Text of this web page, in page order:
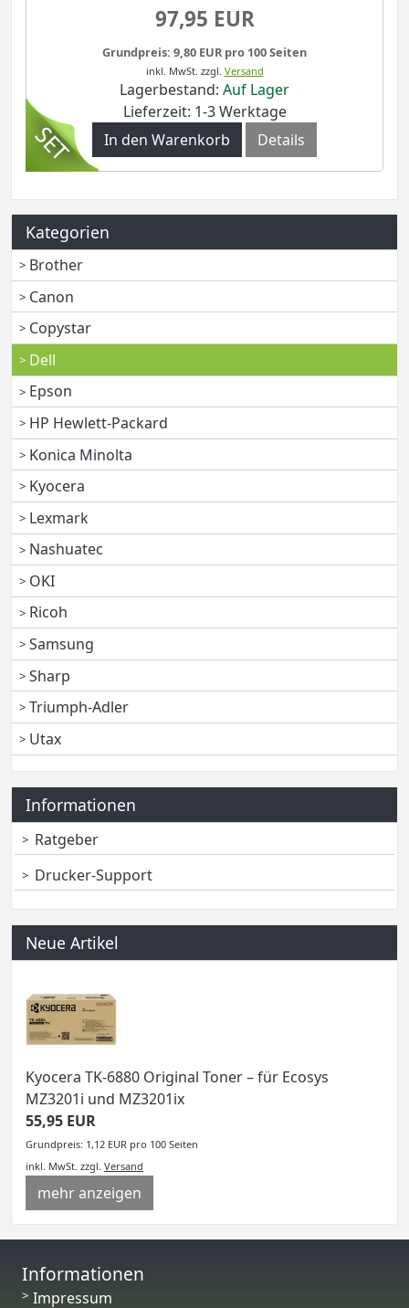
97,95 EUR
Grundpreis: 9,80 EUR pro 100 Seiten
inkl. MwSt. zzgl. Versand
Lagerbestand: Auf Lager
Lieferzeit: 1-3 Werktage
In den Warenkorb
Details
Kategorien
Brother
Canon
Copystar
Dell
Epson
HP Hewlett-Packard
Konica Minolta
Kyocera
Lexmark
Nashuatec
OKI
Ricoh
Samsung
Sharp
Triumph-Adler
Utax
Informationen
Ratgeber
Drucker-Support
Neue Artikel
Kyocera TK-6880 Original Toner – für Ecosys
MZ3201i und MZ3201ix
55,95 EUR
Grundpreis: 1,12 EUR pro 100 Seiten
inkl. MwSt. zzgl. Versand
mehr anzeigen
Informationen
Impressum